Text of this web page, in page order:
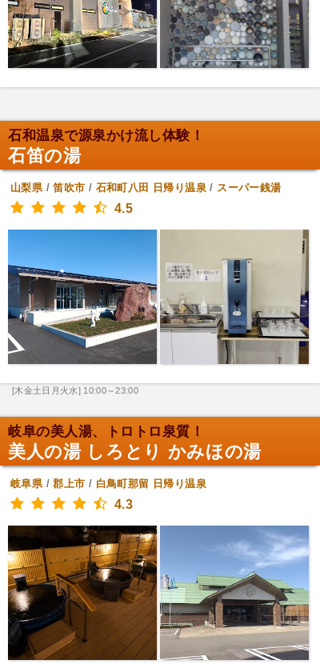
石和温泉で源泉かけ流し体験！
石笛の湯
山梨県/笛吹市 / 石和町八田 日帰り温泉/ スーパー銭湯
4.5
[木金土日月火水] 10:00～23:00
岐阜の美人湯、トロトロ泉質！
美人の湯 しろとり かみほの湯
岐阜県/郡上市 / 白鳥町那留 日帰り温泉
4.3